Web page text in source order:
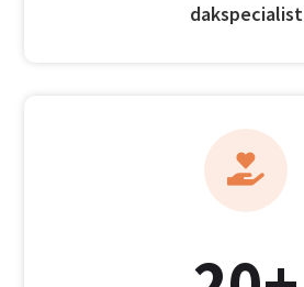
dakspecialist
